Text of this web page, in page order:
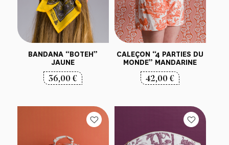
BANDANA “BOTEH”
JAUNE
36,00€
CALEÇON “4 PARTIES DU
MONDE” MANDARINE
42,00€